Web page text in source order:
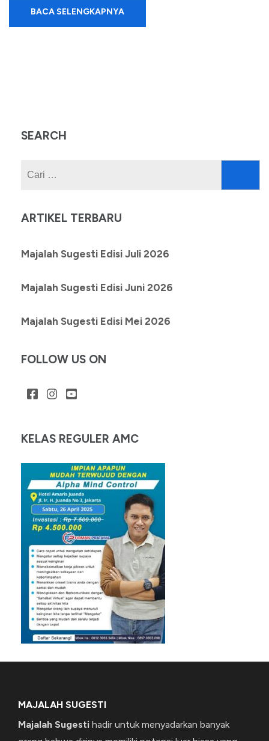
BACA SELENGKAPNYA
SEARCH
ARTIKEL TERBARU
Majalah Sugesti Edisi Juli 2026
Majalah Sugesti Edisi Juni 2026
Majalah Sugesti Edisi Mei 2026
FOLLOW US ON
KELAS REGULER AMC
MAJALAH SUGESTI
Majalah Sugesti hadir untuk menyadarkan banyak